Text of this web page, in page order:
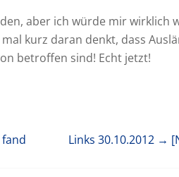
aber ich würde mir wirklich
kurz daran denkt, dass
betroffen sind! Echt jetzt!
fand Links 30.10.2012 →